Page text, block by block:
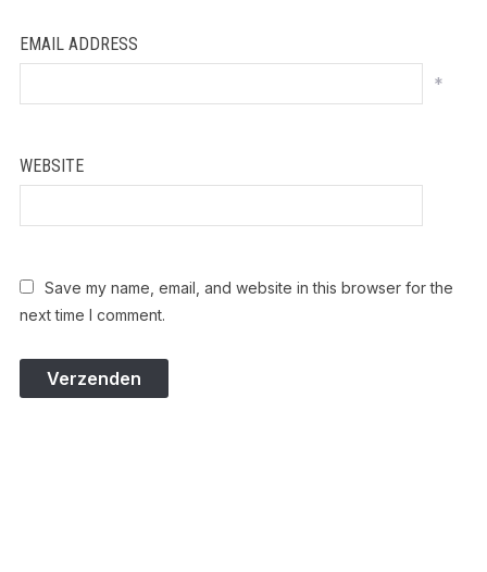
EMAIL ADDRESS
*
WEBSITE
Save my name, email, and website in this browser for the
next time I comment.